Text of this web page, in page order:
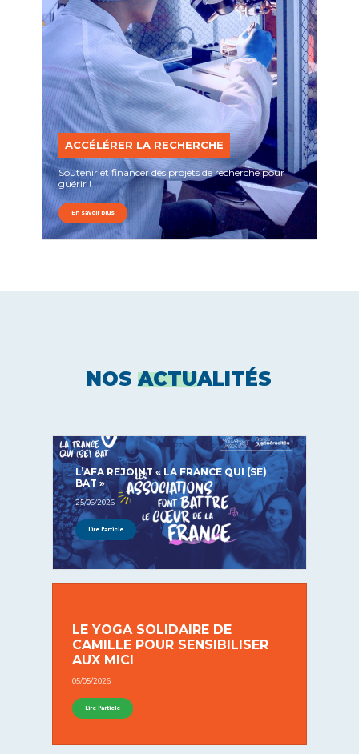
ACCÉLÉRER LA RECHERCHE
Soutenir et financer des projets de recherche pour
guérir !
En savoir plus
NOSACTUALITÉS
L’AFA REJOINT « LA FRANCE QUI (SE)
BAT »
25/06/2026
Lire l'article
LE YOGA SOLIDAIRE DE
CAMILLE POUR SENSIBILISER
AUX MICI
05/05/2026
Lire l'article